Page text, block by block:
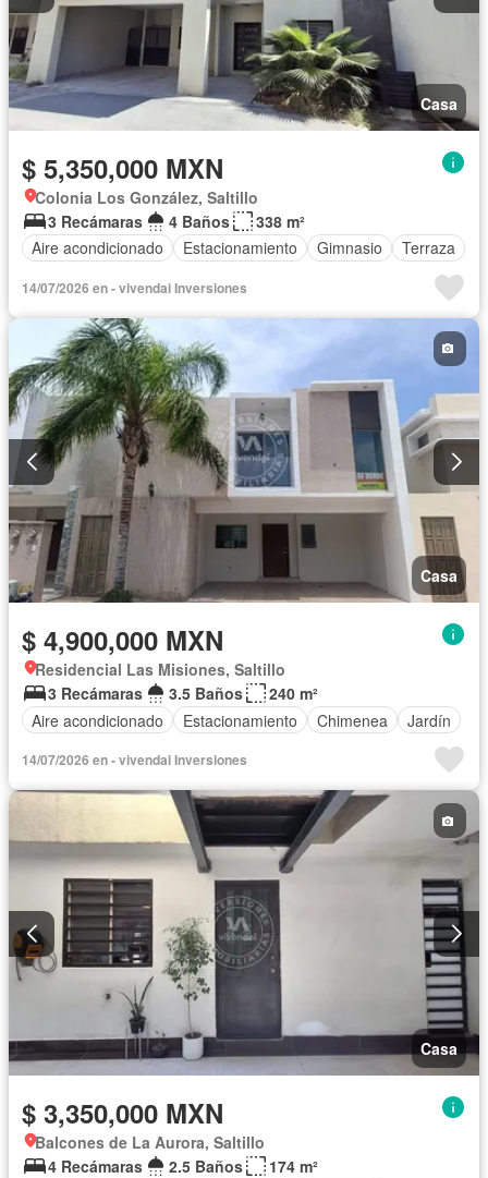
Casa
$ 5,350,000 MXN
Colonia Los González, Saltillo
3 Recámaras
4 Baños
338 m²
Aire acondicionado
Estacionamiento Gimnasio Terraza
14/07/2026 en - vivendai Inversiones
Casa
$ 4,900,000 MXN
Residencial Las Misiones, Saltillo
3 Recámaras
3.5 Baños
240 m²
Aire acondicionado
Estacionamiento Chimenea Jardín
14/07/2026 en - vivendai Inversiones
Casa
$ 3,350,000 MXN
Balcones de La Aurora, Saltillo
4 Recámaras
2.5 Baños
174 m²